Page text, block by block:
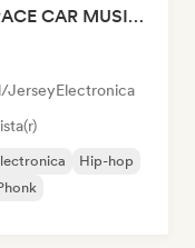
LATE NIGHT DRIVE | RACE CAR MUSIC (by THEFUEL)
JerseyElectronica
Hip-hop